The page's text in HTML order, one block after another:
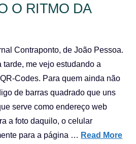
O RITMO DA
Contraponto, de João Pessoa.
tarde, me vejo estudando a
Codes. Para quem ainda não
de barras quadrado que uns
serve como endereço web
a foto daquilo, o celular
para a página … Read More